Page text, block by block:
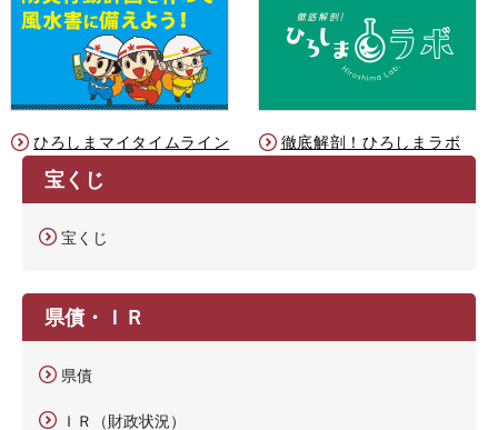
ひろしまマイタイムライン 徹底解剖！ひろしまラボ
宝くじ
宝くじ
県債・ＩＲ
県債
ＩＲ（財政状況）